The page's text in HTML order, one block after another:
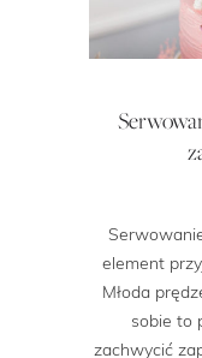
element
Młoda
sobie to
zachwycić